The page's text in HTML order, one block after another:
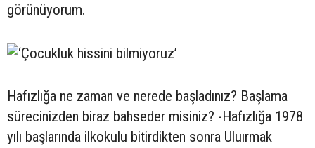
görünüyorum.
Hafızlığa ne zaman ve nerede başladınız? Başlama
sürecinizden biraz bahseder misiniz? -Hafızlığa 1978
yılı başlarında ilkokulu bitirdikten sonra Uluırmak